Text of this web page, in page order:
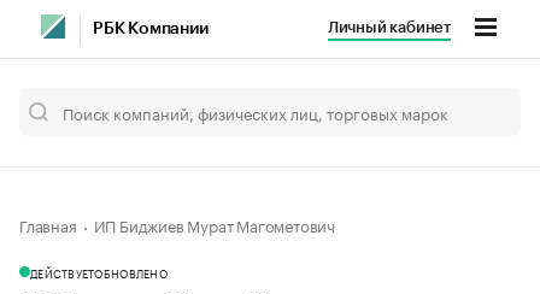
РБК Компании Личный кабинет
Главная ИП Биджиев Мурат Магометович
ДЕЙСТВУЕТОБНОВЛЕНО